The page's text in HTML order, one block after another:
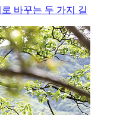
바꾸는 두 가지 길